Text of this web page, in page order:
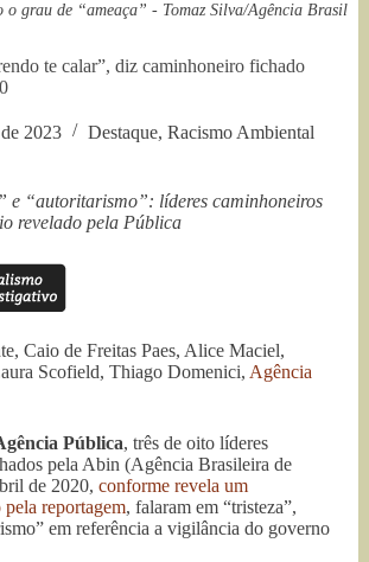
o grau de “ameaça” - Tomaz Silva/Agência Brasil
te calar”, diz caminhoneiro fichado
2023 Destaque, Racismo Ambiental
e “autoritarismo”: líderes caminhoneiros
revelado pela Pública
Caio de Freitas Paes, Alice Maciel,
Scofield, Thiago Domenici, Agência
Pública, três de oito líderes
pela Abin (Agência Brasileira de
de 2020, conforme revela um
reportagem, falaram em “tristeza”,
em referência a vigilância do governo